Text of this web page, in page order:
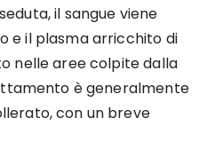
il sangue viene
e il plasma arricchito di
nelle aree colpite dalla
è generalmente
con un breve